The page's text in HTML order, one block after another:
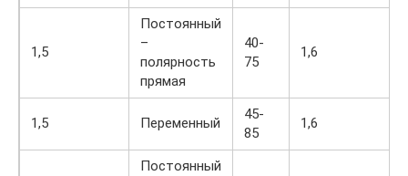
1,5
Постоянный
–
полярность
прямая
40-
75
1,6
1,5 Переменный
45-
85
1,6
Постоянный